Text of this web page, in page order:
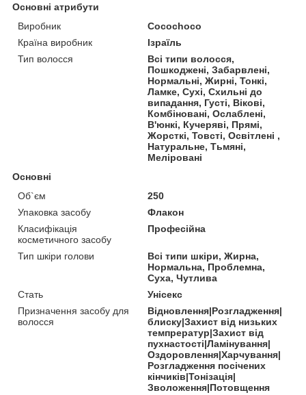
Основні атрибути
Виробник
Cocochoco
Країна виробник
Ізраїль
Тип волосся
Всі типи волосся,
Пошкоджені, Забарвлені,
Нормальні, Жирні, Тонкі,
Ламке, Сухі, Схильні до
випадання, Густі, Вікові,
Комбіновані, Ослаблені,
В'юнкі, Кучеряві, Прямі,
Жорсткі, Товсті, Освітлені ,
Натуральне, Тьмяні,
Меліровані
Основні
Об`єм
250
Упаковка засобу
Флакон
Класифікація
косметичного засобу
Професійна
Тип шкіри голови
Всі типи шкіри, Жирна,
Нормальна, Проблемна,
Суха, Чутлива
Стать
Унісекс
Призначення засобу для
волосся
Відновлення|Розгладження|
блиску|Захист від низьких
темпрератур|Захист від
пухнастості|Ламінування|
Оздоровлення|Харчування|
Розгладження посічених
кінчиків|Тонізація|
Зволоження|Потовщення